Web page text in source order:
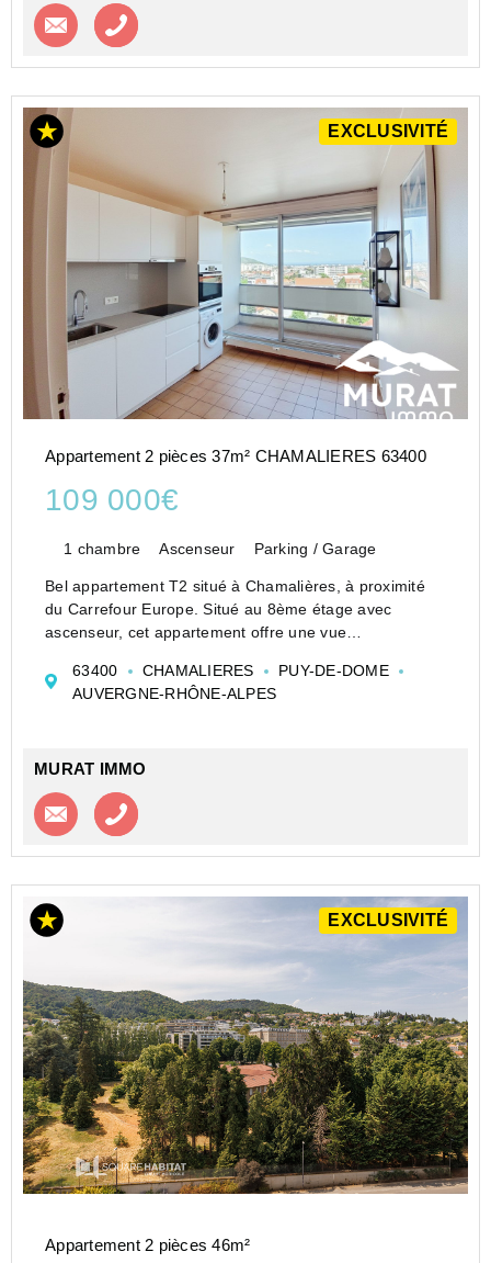
Contacter l'agence
EXCLUSIVITÉ
Appartement 2 pièces 37m² CHAMALIERES 63400
109 000€
1 chambre Ascenseur Parking / Garage
Bel appartement T2 situé à Chamalières, à proximité
du Carrefour Europe. Situé au 8ème étage avec
ascenseur, cet appartement offre une vue
et fonctionnel, il comprend une cuisine équipée, une
salle d...
63400 CHAMALIERES
PUY-DE-DOME
AUVERGNE-RHÔNE-ALPES
MURAT IMMO
Contacter l'agence
EXCLUSIVITÉ
Appartement 2 pièces 46m²